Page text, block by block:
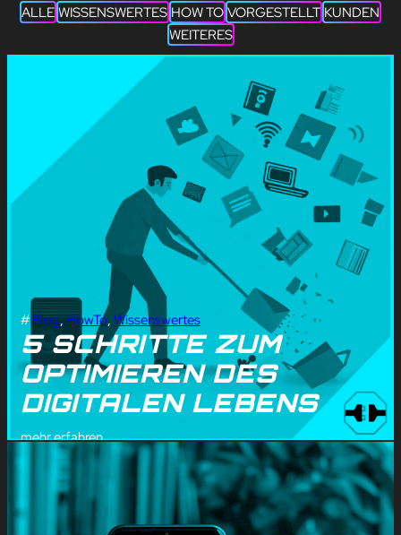
ALLE WISSENSWERTES HOW TO VORGESTELLT KUNDEN
WEITERES
# Blog, HowTo, Wissenswertes
5 SCHRITTE ZUM
OPTIMIEREN DES
DIGITALEN LEBENS
mehr erfahren